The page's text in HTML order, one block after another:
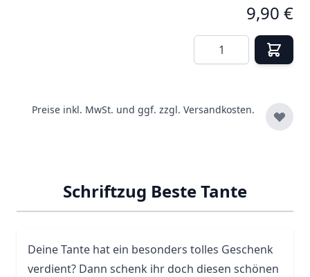
9,90 €
Menge
Preise inkl. MwSt. und ggf. zzgl. Versandkosten.
Schriftzug Beste Tante
Deine Tante hat ein besonders tolles Geschenk
verdient? Dann schenk ihr doch diesen schönen